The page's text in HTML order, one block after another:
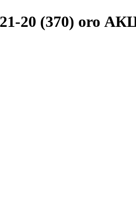
21-20 (370) oro